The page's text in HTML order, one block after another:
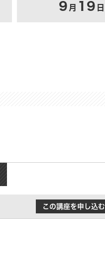
9月 19 日
この講座を申し込む